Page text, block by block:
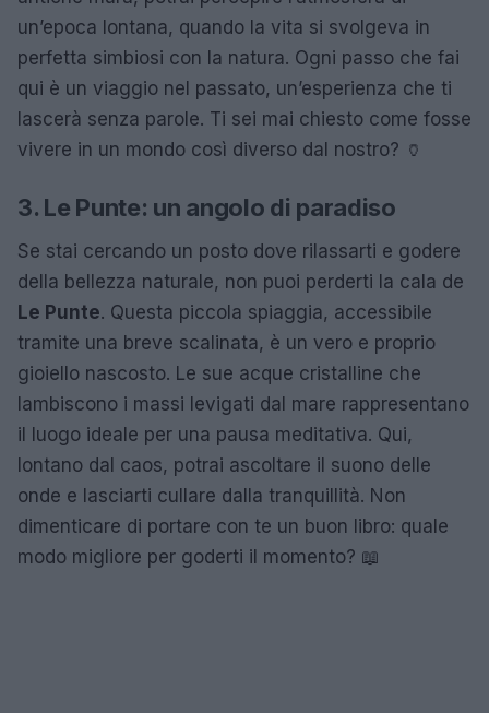
un’epoca lontana, quando la vita si svolgeva in
perfetta simbiosi con la natura. Ogni passo che fai
qui è un viaggio nel passato, un’esperienza che ti
lascerà senza parole. Ti sei mai chiesto come fosse
vivere in un mondo così diverso dal nostro? 🏺
3. Le Punte: un angolo di paradiso
Se stai cercando un posto dove rilassarti e godere
della bellezza naturale, non puoi perderti la cala de
Le Punte. Questa piccola spiaggia, accessibile
tramite una breve scalinata, è un vero e proprio
gioiello nascosto. Le sue acque cristalline che
lambiscono i massi levigati dal mare rappresentano
il luogo ideale per una pausa meditativa. Qui,
lontano dal caos, potrai ascoltare il suono delle
onde e lasciarti cullare dalla tranquillità. Non
dimenticare di portare con te un buon libro: quale
modo migliore per goderti il momento? 📖